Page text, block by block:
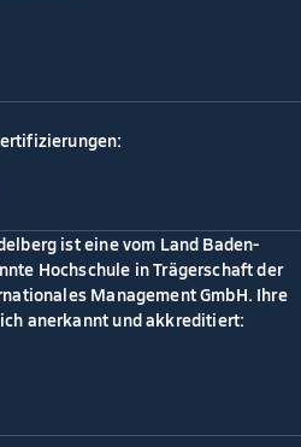
ist eine vom Land Baden-
Hochschule in Trägerschaft der
Management GmbH. Ihre
anerkannt und akkreditiert: